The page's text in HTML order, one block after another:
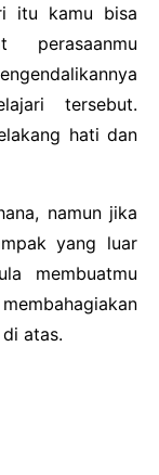
itu kamu bisa
tersebut.
hati dan
namun jika
yang luar
membuatmu
atas.